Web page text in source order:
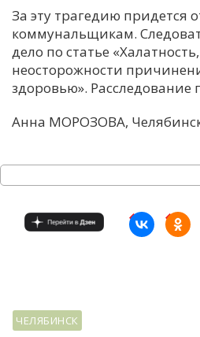
Н
За эту трагедию придется
коммунальщикам.
дело по статье
неосторожности
здоровью». Расследование
Анна МОРОЗОВА,
ЧЕЛЯБИНСК